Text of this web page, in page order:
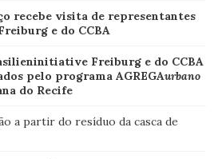
recebe visita de representantes
e do CCBA
Freiburg e do CCBA
pelo programa AGREGAurbano
do Recife
a partir do resíduo da casca de